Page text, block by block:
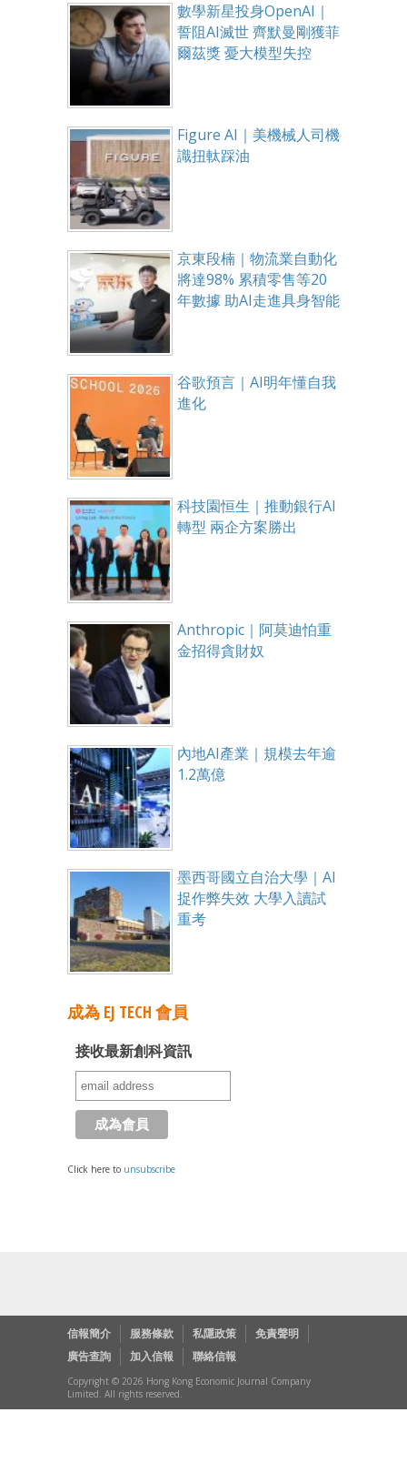
數學新星投身OpenAI｜
誓阻AI滅世 齊默曼剛獲菲
爾茲獎 憂大模型失控
Figure AI｜美機械人司機
識扭軚踩油
京東段楠｜物流業自動化
將達98% 累積零售等20
年數據 助AI走進具身智能
谷歌預言｜AI明年懂自我
進化
科技園恒生｜推動銀行AI
轉型 兩企方案勝出
Anthropic｜阿莫迪怕重
金招得貪財奴
內地AI產業｜規模去年逾
1.2萬億
墨西哥國立自治大學｜AI
捉作弊失效 大學入讀試
重考
成為 EJ TECH 會員
接收最新創科資訊
Click here to unsubscribe
信報簡介 服務條款 私隱政策
免責聲明
廣告查詢
加入信報 聯絡信報
Copyright © 2026 Hong Kong Economic Journal Company
Limited. All rights reserved.